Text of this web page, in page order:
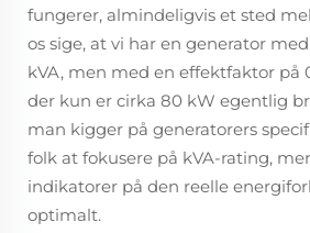
fungerer, almindeligvis et sted
os sige, at vi har en generator
kVA, men med en effektfaktor på
der kun er cirka 80 kW egentlig
man kigger på generatorers
folk at fokusere på kVA-rating,
indikatorer på den reelle
optimalt.